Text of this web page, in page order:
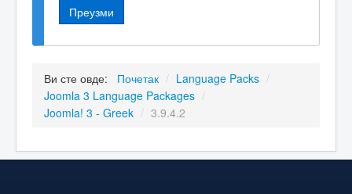
Преузми
Ви сте овде: Почетак / Language Packs /
Joomla 3 Language Packages /
Joomla! 3 - Greek / 3.9.4.2